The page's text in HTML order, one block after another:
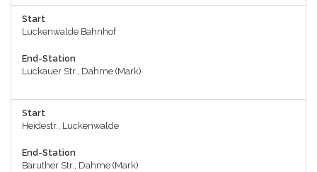
Start
Luckenwalde Bahnhof
End-Station
Luckauer Str., Dahme (Mark)
Start
Heidestr., Luckenwalde
End-Station
Baruther Str., Dahme (Mark)